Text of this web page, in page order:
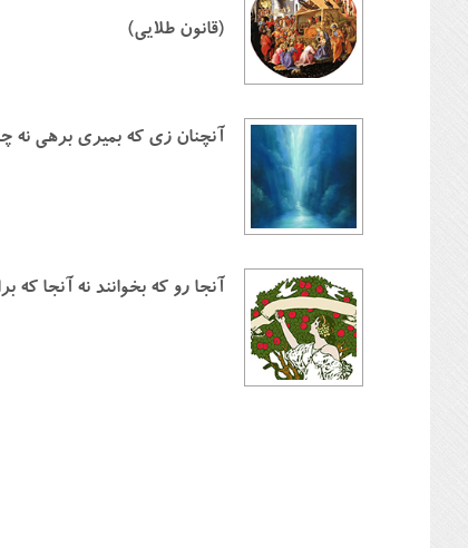
(قانون طلايي)
آنچنان زي كه بميري برهي نه
آنجا رو كه بخوانند نه آنجا كه